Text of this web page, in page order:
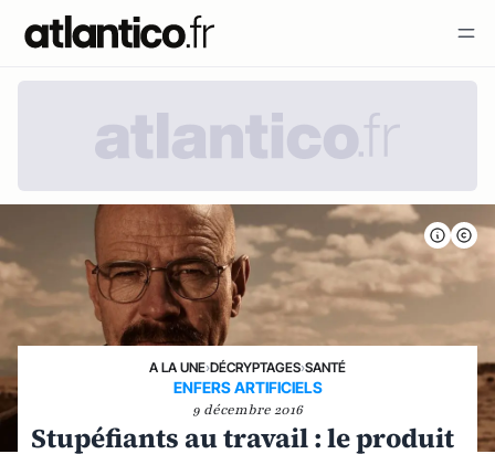
A LA UNE›DÉCRYPTAGES›SANTÉ
ENFERS ARTIFICIELS
9 décembre 2016
Stupéfiants au travail : le produit